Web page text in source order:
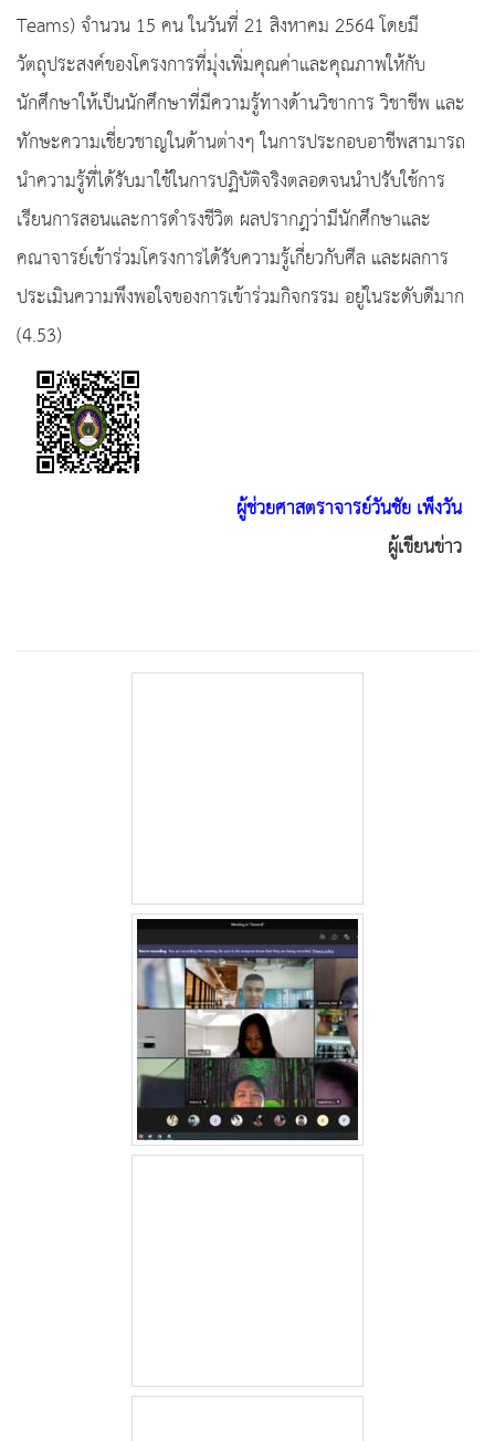
Teams) จำนวน 15 คน ในวันที่ 21 สิงหาคม 2564 โดยมี
วัตถุประสงค์ของโครงการที่มุ่งเพิ่มคุณค่าและคุณภาพให้กับ
นักศึกษาให้เป็นนักศึกษาที่มีความรู้ทางด้านวิชาการ วิชาชีพ และ
ทักษะความเชี่ยวชาญในด้านต่างๆ ในการประกอบอาชีพสามารถ
นำความรู้ที่ได้รับมาใช้ในการปฏิบัติจริงตลอดจนนำปรับใช้การ
เรียนการสอนและการดำรงชีวิต ผลปรากฎว่ามีนักศึกษาและ
คณาจารย์เข้าร่วมโครงการได้รับความรู้เกี่ยวกับศีล และผลการ
ประเมินความพึงพอใจของการเข้าร่วมกิจกรรม อยู่ในระดับดีมาก
(4.53)
ผู้ช่วยศาสตราจารย์วันชัย เพ็งวัน
ผู้เขียนข่าว